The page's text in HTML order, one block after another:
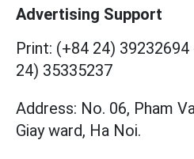
Advertising Support
Print: (+84 24) 39232694
24) 35335237
Address: No. 06, Pham
Giay ward, Ha Noi.